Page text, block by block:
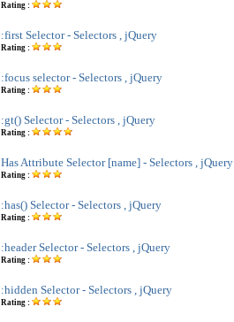
Rating :
:first Selector - Selectors , jQuery
Rating :
:focus selector - Selectors , jQuery
Rating :
:gt() Selector - Selectors , jQuery
Rating :
Has Attribute Selector [name] - Selectors , jQuery
Rating :
:has() Selector - Selectors , jQuery
Rating :
:header Selector - Selectors , jQuery
Rating :
:hidden Selector - Selectors , jQuery
Rating :